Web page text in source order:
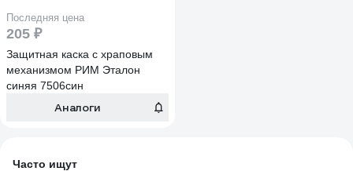
Последняя цена
205 ₽
Защитная каска с храповым
механизмом РИМ Эталон
синяя 7506син
Аналоги
Часто ищут